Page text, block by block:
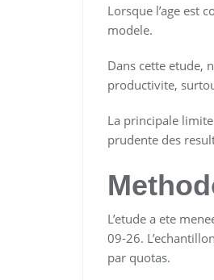
Lorsque l’age est
modele.
Dans cette etude,
productivite,
La principale
prudente des
L’etude a ete
09-26.
par quotas.